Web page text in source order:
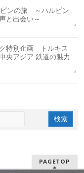
ンの旅 ～ハルビン
と出会い～
特別企画 トルキス
央アジア 鉄道の魅力
PAGETOP